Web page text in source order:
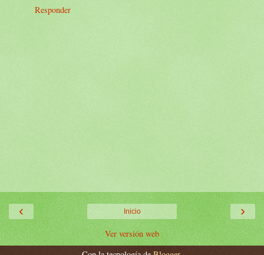
Responder
‹ ›
Inicio
Ver versión web